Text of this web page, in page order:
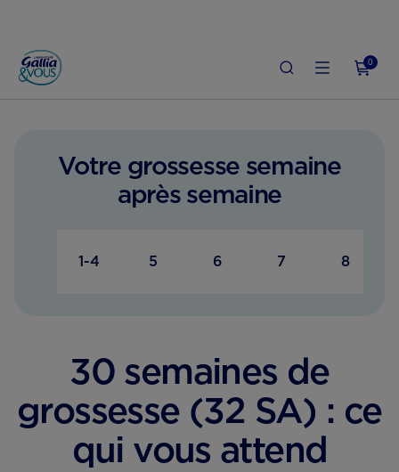
0
ACCUEIL
Votre grossesse semaine
après semaine
1-4 5 6 7 8
30 semaines de
grossesse (32 SA) : ce
qui vous attend